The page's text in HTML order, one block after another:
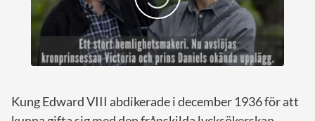
Kung Edward VIII abdikerade i december 1936 för att